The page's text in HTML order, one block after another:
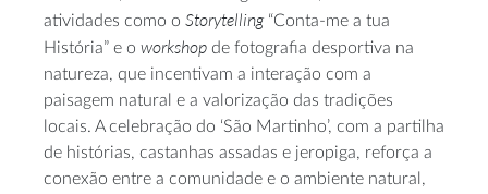
atividades como o Storytelling“Conta-me a tua
História” e o workshop de fotografia desportiva na
natureza, que incentivam a interação com a
paisagem natural e a valorização das tradições
locais. A celebração do ‘São Martinho’, com a partilha
de histórias, castanhas assadas e jeropiga, reforça a
conexão entre a comunidade e o ambiente natural,